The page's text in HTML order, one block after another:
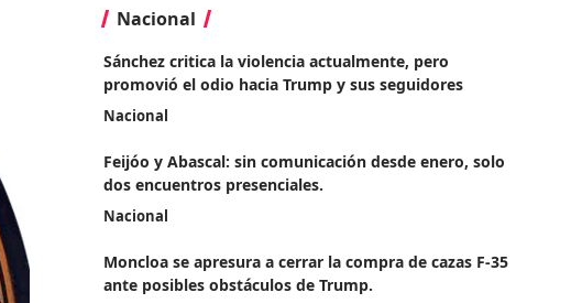
Nacional
Sánchez critica la violencia actualmente, pero
promovió el odio hacia Trump y sus seguidores
Nacional
Feijóo y Abascal: sin comunicación desde enero, solo
dos encuentros presenciales.
Nacional
Moncloa se apresura a cerrar la compra de cazas F-35
ante posibles obstáculos de Trump.